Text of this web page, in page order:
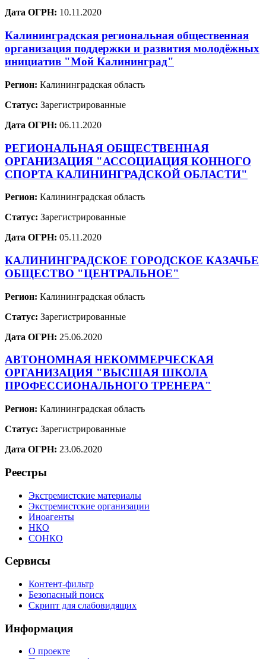
Дата ОГРН: 10.11.2020
Калининградская региональная общественная
организация поддержки и развития молодёжных
инициатив "Мой Калининград"
Регион: Калининградская область
Статус: Зарегистрированные
Дата ОГРН: 06.11.2020
РЕГИОНАЛЬНАЯ ОБЩЕСТВЕННАЯ
ОРГАНИЗАЦИЯ "АССОЦИАЦИЯ КОННОГО
СПОРТА КАЛИНИНГРАДСКОЙ ОБЛАСТИ"
Регион: Калининградская область
Статус: Зарегистрированные
Дата ОГРН: 05.11.2020
КАЛИНИНГРАДСКОЕ ГОРОДСКОЕ КАЗАЧЬЕ
ОБЩЕСТВО "ЦЕНТРАЛЬНОЕ"
Регион: Калининградская область
Статус: Зарегистрированные
Дата ОГРН: 25.06.2020
АВТОНОМНАЯ НЕКОММЕРЧЕСКАЯ
ОРГАНИЗАЦИЯ "ВЫСШАЯ ШКОЛА
ПРОФЕССИОНАЛЬНОГО ТРЕНЕРА"
Регион: Калининградская область
Статус: Зарегистрированные
Дата ОГРН: 23.06.2020
Реестры
Экстремистские материалы
Экстремистские организации
Иноагенты
НКО
СОНКО
Сервисы
Контент-фильтр
Безопасный поиск
Скрипт для слабовидящих
Информация
О проекте